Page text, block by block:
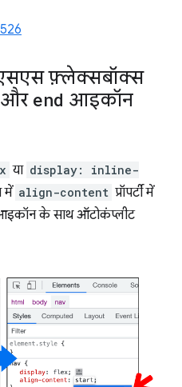
फ़्लेक्सबॉक्स
और end आइकॉन
या display: inline-
में align-content प्रॉपर्टी में
के साथ ऑटोकंप्लीट